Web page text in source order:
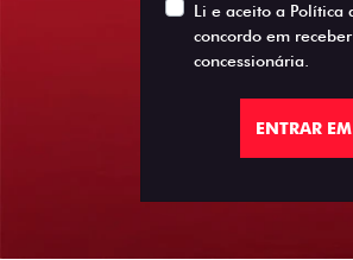
Li e aceito a Política
concordo em
concessionária.
ENTRAR